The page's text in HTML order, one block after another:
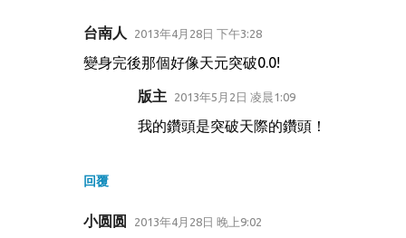
台南人 2013年4月28日 下午3:28
變身完後那個好像天元突破0.0!
回覆
版主 2013年5月2日 凌晨1:09
我的鑽頭是突破天際的鑽頭！
小圆圆 2013年4月28日 晚上9:02